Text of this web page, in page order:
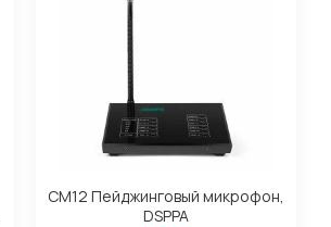
CM12 Пейджинговый микрофон,
DSPPA